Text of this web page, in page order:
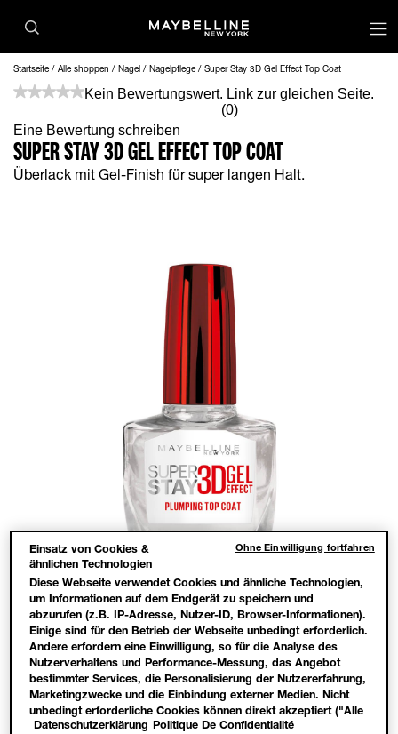
Startseite Alle shoppen Nagel Nagelpflege Super Stay 3D Gel Effect Top Coat
Kein Bewertungswert. Link zur gleichen Seite.
(0)
Eine Bewertung schreiben
SUPER STAY 3D GEL EFFECT TOP COAT
Überlack mit Gel-Finish für super langen Halt.
Einsatz von Cookies &
ähnlichen Technologien
Diese Webseite verwendet Cookies und ähnliche Technologien,
um Informationen auf dem Endgerät zu speichern und
abzurufen (z.B. IP-Adresse, Nutzer-ID, Browser-Informationen).
Einige sind für den Betrieb der Webseite unbedingt erforderlich.
Andere erfordern eine Einwilligung, so für die Analyse des
Nutzerverhaltens und Performance-Messung, das Angebot
bestimmter Services, die Personalisierung der Nutzererfahrung,
Marketingzwecke und die Einbindung externer Medien. Nicht
unbedingt erforderliche Cookies können direkt akzeptiert ("Alle
akzeptieren") oder abgelehnt ("Ohne Einwilligung fortfahren")
Datenschutzerklärung Politique De Confidentialité
Ohne Einwilligung fortfahren